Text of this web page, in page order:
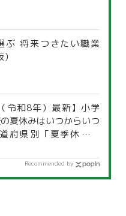
ぶ 将来つきたい職業
令和8年）最新】小学
夏休みはいつからいつ
府県別「夏季休暇一
Recommended by